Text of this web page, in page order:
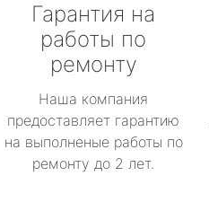
Гарантия на
работы по
ремонту
Наша компания
предоставляет гарантию
на выполненые работы по
ремонту до 2 лет.